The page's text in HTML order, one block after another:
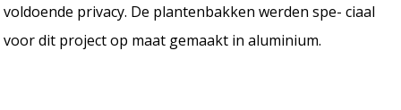
voldoende privacy. De plantenbakken werden spe- ciaal
voor dit project op maat gemaakt in aluminium.